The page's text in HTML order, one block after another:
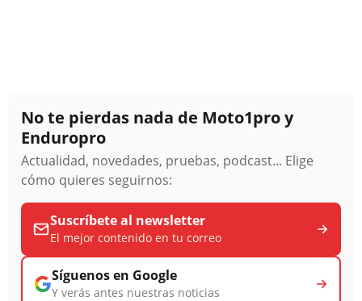
No te pierdas nada de Moto1pro y
Enduropro
Actualidad, novedades, pruebas, podcast... Elige
cómo quieres seguirnos:
Suscríbete al newsletter
El mejor contenido en tu correo
Síguenos en Google
Y verás antes nuestras noticias